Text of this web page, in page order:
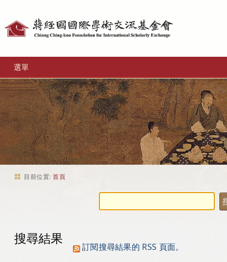
選單
目前位置: 首頁
搜尋結果
訂閱搜尋結果的 RSS 頁面。